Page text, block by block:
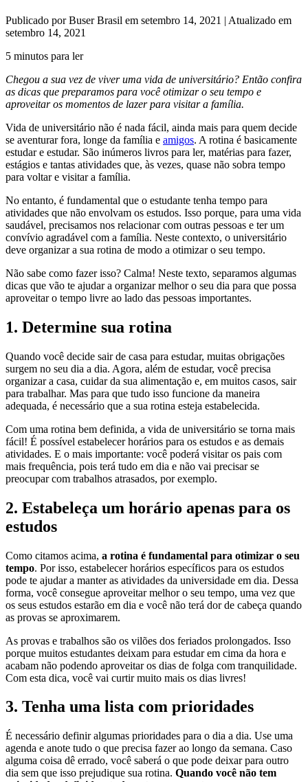
Publicado por Buser Brasil em setembro 14, 2021 | Atualizado em
setembro 14, 2021
5 minutos para ler
Chegou a sua vez de viver uma vida de universitário? Então confira
as dicas que preparamos para você otimizar o seu tempo e
aproveitar os momentos de lazer para visitar a família.
Vida de universitário não é nada fácil, ainda mais para quem decide
se aventurar fora, longe da família e amigos. A rotina é basicamente
estudar e estudar. São inúmeros livros para ler, matérias para fazer,
estágios e tantas atividades que, às vezes, quase não sobra tempo
para voltar e visitar a família.
No entanto, é fundamental que o estudante tenha tempo para
atividades que não envolvam os estudos. Isso porque, para uma vida
saudável, precisamos nos relacionar com outras pessoas e ter um
convívio agradável com a família. Neste contexto, o universitário
deve organizar a sua rotina de modo a otimizar o seu tempo.
Não sabe como fazer isso? Calma! Neste texto, separamos algumas
dicas que vão te ajudar a organizar melhor o seu dia para que possa
aproveitar o tempo livre ao lado das pessoas importantes.
1. Determine sua rotina
Quando você decide sair de casa para estudar, muitas obrigações
surgem no seu dia a dia. Agora, além de estudar, você precisa
organizar a casa, cuidar da sua alimentação e, em muitos casos, sair
para trabalhar. Mas para que tudo isso funcione da maneira
adequada, é necessário que a sua rotina esteja estabelecida.
Com uma rotina bem definida, a vida de universitário se torna mais
fácil! É possível estabelecer horários para os estudos e as demais
atividades. E o mais importante: você poderá visitar os pais com
mais frequência, pois terá tudo em dia e não vai precisar se
preocupar com trabalhos atrasados, por exemplo.
2. Estabeleça um horário apenas para os
estudos
Como citamos acima, a rotina é fundamental para otimizar o seu
tempo. Por isso, estabelecer horários específicos para os estudos
pode te ajudar a manter as atividades da universidade em dia. Dessa
forma, você consegue aproveitar melhor o seu tempo, uma vez que
os seus estudos estarão em dia e você não terá dor de cabeça quando
as provas se aproximarem.
As provas e trabalhos são os vilões dos feriados prolongados. Isso
porque muitos estudantes deixam para estudar em cima da hora e
acabam não podendo aproveitar os dias de folga com tranquilidade.
Com esta dica, você vai curtir muito mais os dias livres!
3. Tenha uma lista com prioridades
É necessário definir algumas prioridades para o dia a dia. Use uma
agenda e anote tudo o que precisa fazer ao longo da semana. Caso
alguma coisa dê errado, você saberá o que pode deixar para outro
dia sem que isso prejudique sua rotina. Quando você não tem